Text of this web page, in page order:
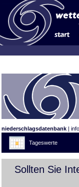
niederschlagsdatenbank | info
Tageswerte
Sollten Sie